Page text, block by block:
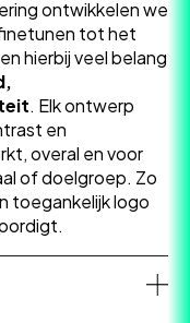
ontwikkelen we
tot het
hierbij veel belang
. Elk ontwerp
en
overal en voor
of doelgroep. Zo
toegankelijk logo